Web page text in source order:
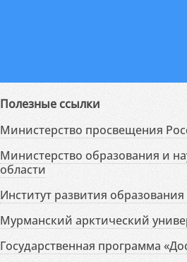
Полезные ссылки
Министерство просвещения
Министерство образования и
области
Институт развития
Мурманский арктический
Государственная программа